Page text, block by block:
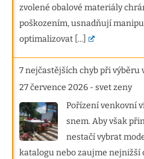
zvolené obalové materiály
poškozením, usnadňují
optimalizovat [...]
7 nejčastějších chyb při výběru
27 července 2026 -svet zeny
Pořízení venkovní
snem. Aby však
nestačí vybrat
katalogu nebo zaujme nejnižší